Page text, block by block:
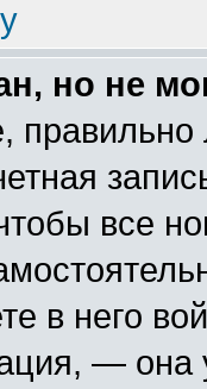
но не
все
в него
—